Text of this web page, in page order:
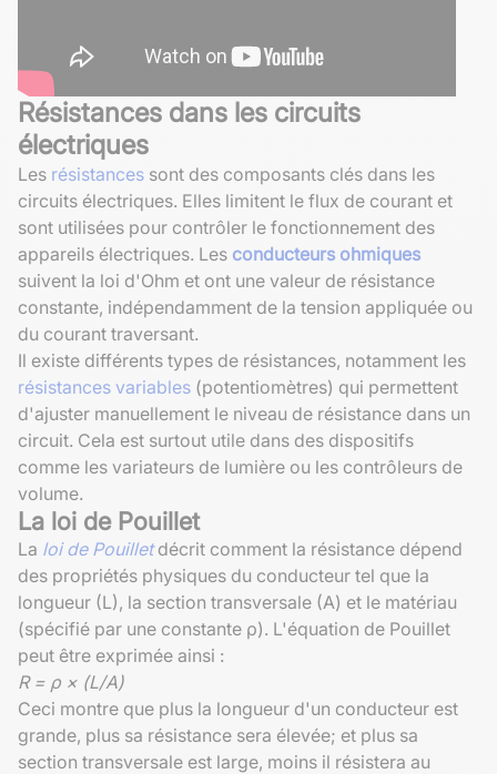
Résistances dans les circuits
électriques
Les résistances sont des composants clés dans les
circuits électriques. Elles limitent le flux de courant et
sont utilisées pour contrôler le fonctionnement des
appareils électriques. Les conducteurs ohmiques
suivent la loi d'Ohm et ont une valeur de résistance
constante, indépendamment de la tension appliquée ou
du courant traversant.
Il existe différents types de résistances, notamment les
résistances variables (potentiomètres) qui permettent
d'ajuster manuellement le niveau de résistance dans un
circuit. Cela est surtout utile dans des dispositifs
comme les variateurs de lumière ou les contrôleurs de
volume.
La loi de Pouillet
La loi de Pouilletdécrit comment la résistance dépend
des propriétés physiques du conducteur tel que la
longueur (L), la section transversale (A) et le matériau
(spécifié par une constante ρ). L'équation de Pouillet
peut être exprimée ainsi :
R = ρ × (L/A)
Ceci montre que plus la longueur d'un conducteur est
grande, plus sa résistance sera élevée; et plus sa
section transversale est large, moins il résistera au